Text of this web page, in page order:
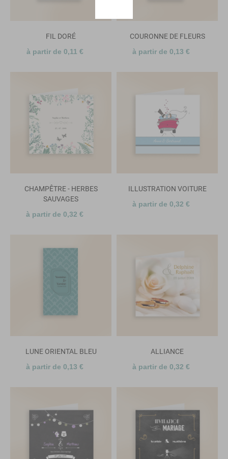
FIL DORÉ
à partir de 0,11 €
COURONNE DE FLEURS
à partir de 0,13 €
CHAMPÊTRE - HERBES
SAUVAGES
à partir de 0,32 €
ILLUSTRATION VOITURE
à partir de 0,32 €
LUNE ORIENTAL BLEU
à partir de 0,13 €
ALLIANCE
à partir de 0,32 €